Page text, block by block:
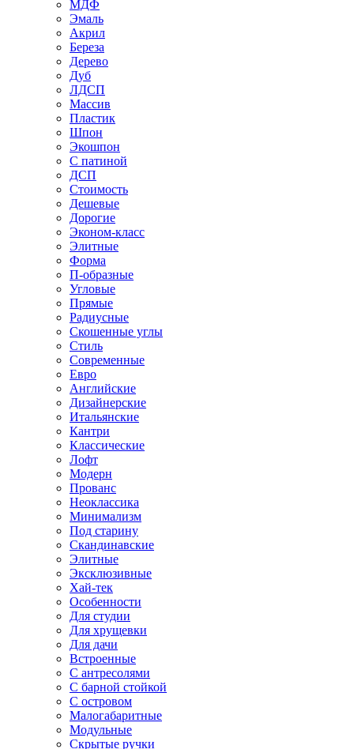
МДФ
Эмаль
Акрил
Береза
Дерево
Дуб
ЛДСП
Массив
Пластик
Шпон
Экошпон
С патиной
ДСП
Стоимость
Дешевые
Дорогие
Эконом-класс
Элитные
Форма
П-образные
Угловые
Прямые
Радиусные
Скошенные углы
Стиль
Современные
Евро
Английские
Дизайнерские
Итальянские
Кантри
Классические
Лофт
Модерн
Прованс
Неоклассика
Минимализм
Под старину
Скандинавские
Элитные
Эксклюзивные
Хай-тек
Особенности
Для студии
Для хрущевки
Для дачи
Встроенные
С антресолями
С барной стойкой
С островом
Малогабаритные
Модульные
Скрытые ручки